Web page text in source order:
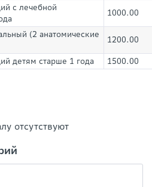
с лечебной
1000.00
(2 анатомические
1200.00
детям старше 1 года 1500.00
отсутствуют